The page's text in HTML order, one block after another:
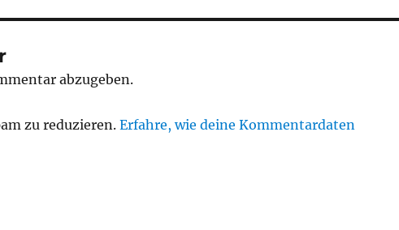
abzugeben.
zu reduzieren.Erfahre, wie deine Kommentardaten